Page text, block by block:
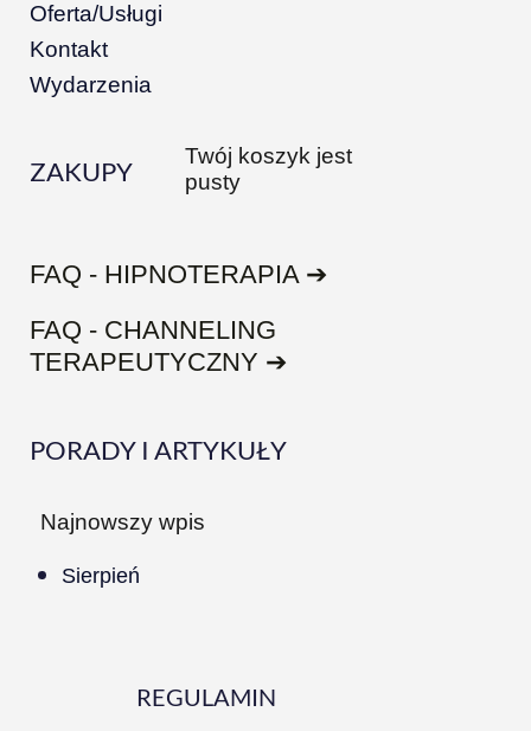
Oferta/Usługi
Kontakt
Wydarzenia
ZAKUPY
Twój koszyk jest
pusty
FAQ - HIPNOTERAPIA ➔
FAQ - CHANNELING
TERAPEUTYCZNY ➔
PORADY I ARTYKUŁY
Najnowszy wpis
Sierpień
REGULAMIN